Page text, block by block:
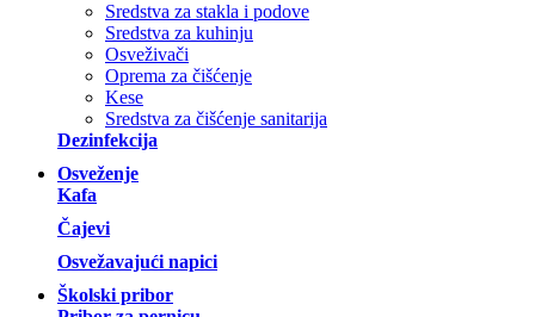
Sredstva za stakla i podove
Sredstva za kuhinju
Osveživači
Oprema za čišćenje
Kese
Sredstva za čišćenje sanitarija
Dezinfekcija
Osveženje
Kafa
Čajevi
Osvežavajući napici
Školski pribor